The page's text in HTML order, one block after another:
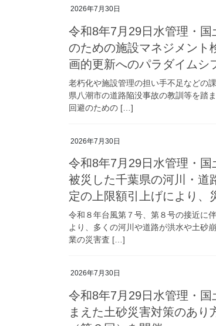
2026年7月30日
令和8年7月29日水管理・
のための施設マネジメント
画的更新へのパラダイムシ
老朽化や施設管理の担い手不足などの
県八潮市の道路陥没事故の教訓等を踏
回避のための […]
2026年7月30日
令和8年7月29日水管理・
被災した千葉県の河川・道
定の上限額引上げにより、
令和８年台風第７号、第８号の接近に
より、多くの河川や道路が洪水や土砂
業の災害査 […]
2026年7月30日
令和8年7月29日水管理・
まえた土砂災害対策のあ